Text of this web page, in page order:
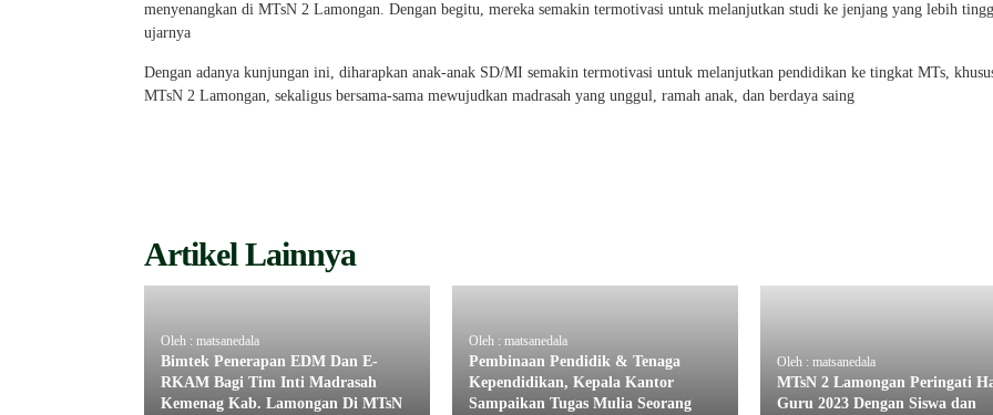
menyenangkan di MTsN 2 Lamongan. Dengan begitu, mereka semakin termotivasi untuk melanjutkan studi ke jenjang yang lebih
ujarnya
Dengan adanya kunjungan ini, diharapkan anak-anak SD/MI semakin termotivasi untuk melanjutkan pendidikan ke tingkat MTs,
MTsN 2 Lamongan, sekaligus bersama-sama mewujudkan madrasah yang unggul, ramah anak, dan berdaya saing
Artikel Lainnya
Oleh : matsanedala
Bimtek Penerapan EDM Dan E-
RKAM Bagi Tim Inti Madrasah
Kemenag Kab. Lamongan Di MTsN
Oleh : matsanedala
Pembinaan Pendidik & Tenaga
Kependidikan, Kepala Kantor
Sampaikan Tugas Mulia Seorang
Oleh : matsanedala
MTsN 2 Lamongan Peringati
Guru 2023 Dengan Siswa dan